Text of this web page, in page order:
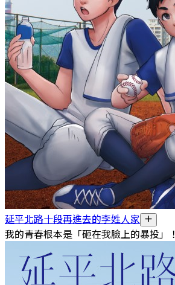
延平北路十段再進去的李姓人家
我的青春根本是「砸在我臉上的暴投」！